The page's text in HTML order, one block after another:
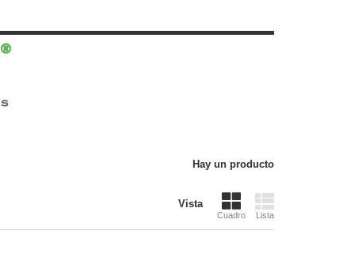
Hay un producto
Vista
Cuadro Lista